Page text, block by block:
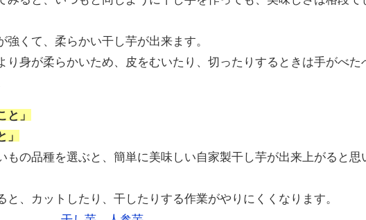
くて、柔らかい干し芋が出来ます。
り身が柔らかいため、皮をむいたり、切ったりするときは手がべた
と」
」
もの品種を選ぶと、簡単に美味しい自家製干し芋が出来上がると思
、カットしたり、干したりする作業がやりにくくなります。